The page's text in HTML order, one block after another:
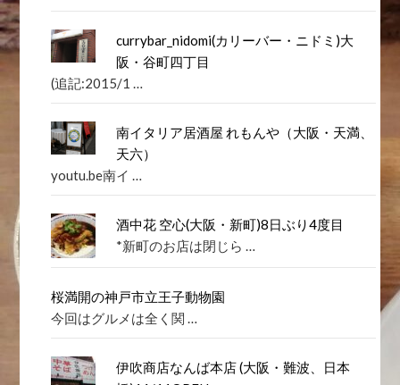
currybar_nidomi(カリーバー・ニドミ)大
阪・谷町四丁目
(追記:2015/1 …
南イタリア居酒屋 れもんや（大阪・天満、
天六）
youtu.be南イ …
酒中花 空心(大阪・新町)8日ぶり4度目
*新町のお店は閉じら …
桜満開の神戸市立王子動物園
今回はグルメは全く関 …
伊吹商店なんば本店 (大阪・難波、日本